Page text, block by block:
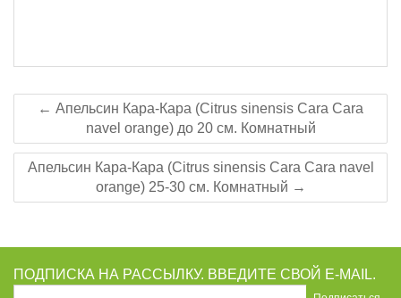
← Апельсин Кара-Кара (Citrus sinensis Cara Cara
navel orange) до 20 см. Комнатный
Апельсин Кара-Кара (Citrus sinensis Cara Cara navel
orange) 25-30 см. Комнатный →
ПОДПИСКА НА РАССЫЛКУ. ВВЕДИТЕ СВОЙ E-MAIL.